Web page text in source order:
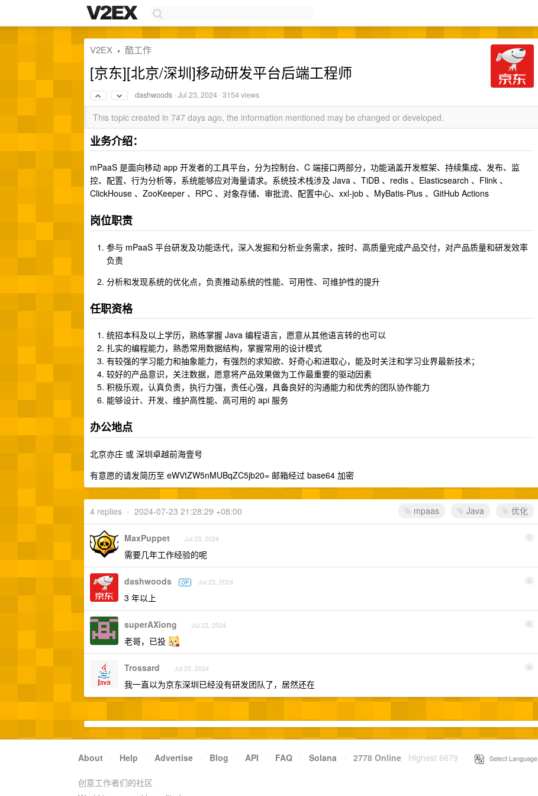
V2EX › 酷工作
[京东][北京/深圳]移动研发平台后端工程师
dashwoods ·Jul 23, 2024 · 3154 views
This topic created in 747 days ago, the information mentioned may be changed or developed.
业务介绍：
mPaaS 是面向移动 app 开发者的工具平台，分为控制台、C 端接口两部分，功能涵盖开发框架、持续集成、发布、监
控、配置、行为分析等，系统能够应对海量请求。系统技术栈涉及 Java 、TiDB 、redis 、Elasticsearch 、Flink 、
ClickHouse 、ZooKeeper 、RPC 、对象存储、审批流、配置中心、xxl-job 、MyBatis-Plus 、GitHub Actions
岗位职责
参与 mPaaS 平台研发及功能迭代，深入发掘和分析业务需求，按时、高质量完成产品交付，对产品质量和研发效率
负责
分析和发现系统的优化点，负责推动系统的性能、可用性、可维护性的提升
任职资格
统招本科及以上学历，熟练掌握 Java 编程语言，愿意从其他语言转的也可以
扎实的编程能力，熟悉常用数据结构，掌握常用的设计模式
有较强的学习能力和抽象能力，有强烈的求知欲、好奇心和进取心，能及时关注和学习业界最新技术；
较好的产品意识，关注数据，愿意将产品效果做为工作最重要的驱动因素
积极乐观，认真负责，执行力强，责任心强，具备良好的沟通能力和优秀的团队协作能力
能够设计、开发、维护高性能、高可用的 api 服务
办公地点
北京亦庄 或 深圳卓越前海壹号
有意愿的请发简历至 eWVtZW5nMUBqZC5jb20= 邮箱经过 base64 加密
mpaas Java 优化
4 replies • 2024-07-23 21:28:29 +08:00
1
MaxPuppet Jul 23, 2024
需要几年工作经验的呢
2
dashwoods OP Jul 23, 2024
3 年以上
3
superAXiong Jul 23, 2024
老哥，已投
4
Trossard Jul 23, 2024
我一直以为京东深圳已经没有研发团队了，居然还在
About · Help · Advertise · Blog · API · FAQ · Solana · 2778 Online Highest 6679 Select Language
创意工作者们的社区